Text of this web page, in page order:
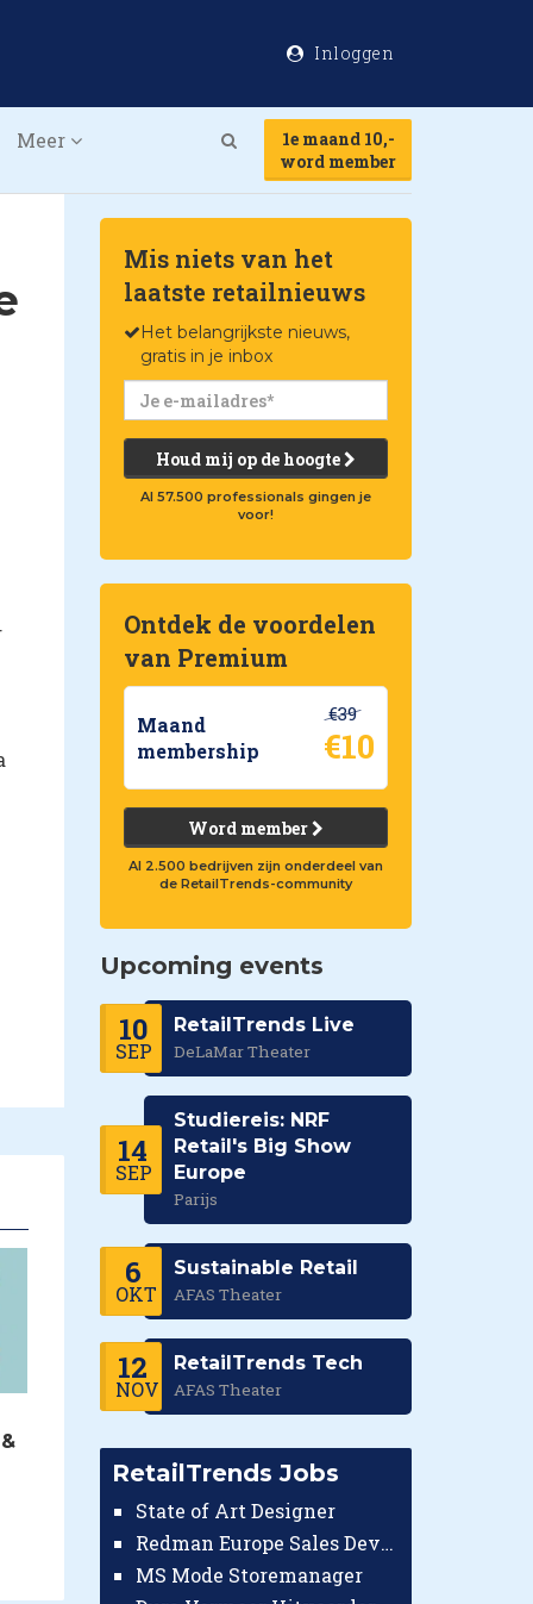
Inloggen
Meer
1e maand 10,-
word member
Mis niets van het
laatste retailnieuws
Het belangrijkste nieuws,
gratis in je inbox
Houd mij op de hoogte
Al 57.500 professionals gingen je
voor!
Ontdek de voordelen
van Premium
Maand
membership
€39
€10
Word member
Al 2.500 bedrijven zijn onderdeel van
de RetailTrends-community
Upcoming events
10
SEP
RetailTrends Live
DeLaMar Theater
14
SEP
Studiereis: NRF
Retail's Big Show
Europe
Parijs
6
OKT
Sustainable Retail
AFAS Theater
12
NOV
RetailTrends Tech
AFAS Theater
RetailTrends Jobs
State of Art Designer
Redman Europe Sales Developer (Europe)
MS Mode Storemanager